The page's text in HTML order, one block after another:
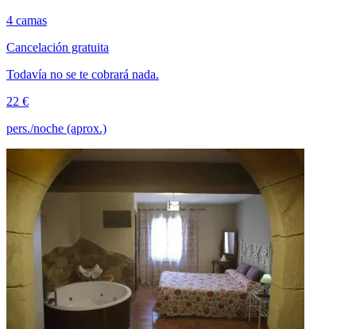
4 camas
Cancelación gratuita
Todavía no se te cobrará nada.
22 €
pers./noche (aprox.)